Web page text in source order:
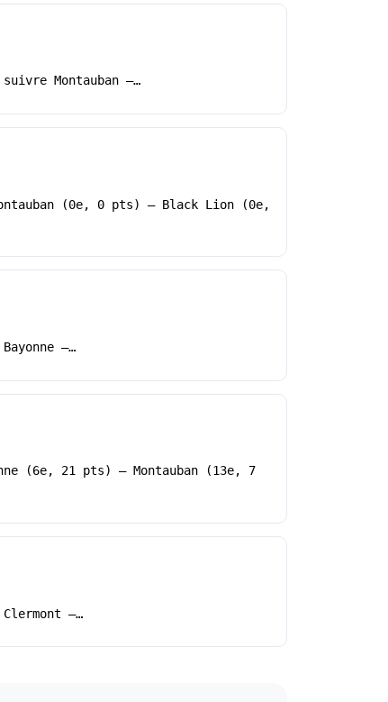
Montauban –…
(0e, 0 pts) – Black Lion (0e,
–…
(6e, 21 pts) – Montauban (13e, 7
–…